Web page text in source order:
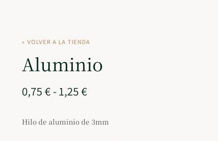
« VOLVER A LA TIENDA
Aluminio
0,75€-1,25€
Hilo de aluminio de 3mm